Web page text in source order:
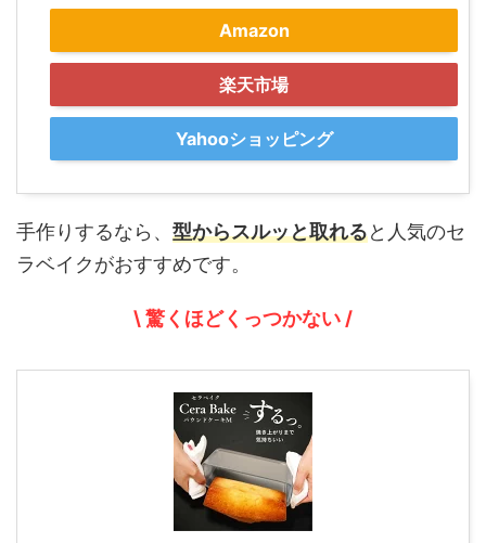
Amazon
楽天市場
Yahooショッピング
手作りするなら、 型からスルッと取れると人気のセ
ラベイクがおすすめです。
\ 驚くほどくっつかない /